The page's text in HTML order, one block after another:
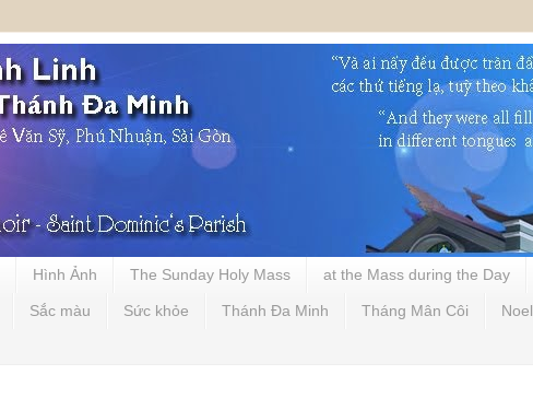
Hình Ảnh The Sunday Holy Mass at the Mass during the Day
Sắc màu Sức khỏe Thánh Đa Minh Tháng Mân Côi Noel